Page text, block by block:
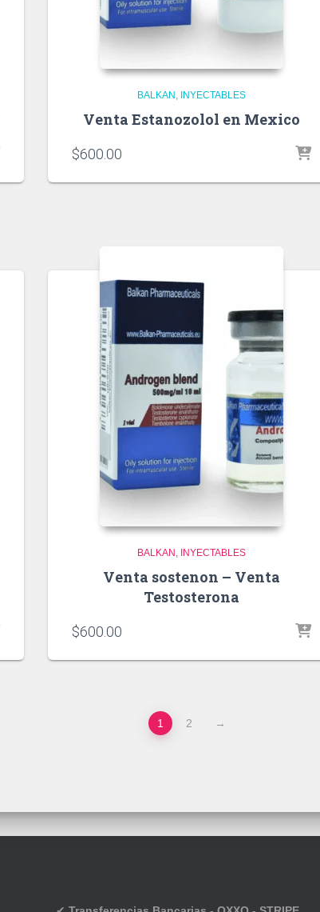
BALKAN INYECTABLES
Venta Estanozolol en Mexico
$600.00
BALKAN INYECTABLES
Venta sostenon – Venta
Testosterona
$600.00
1 2 →